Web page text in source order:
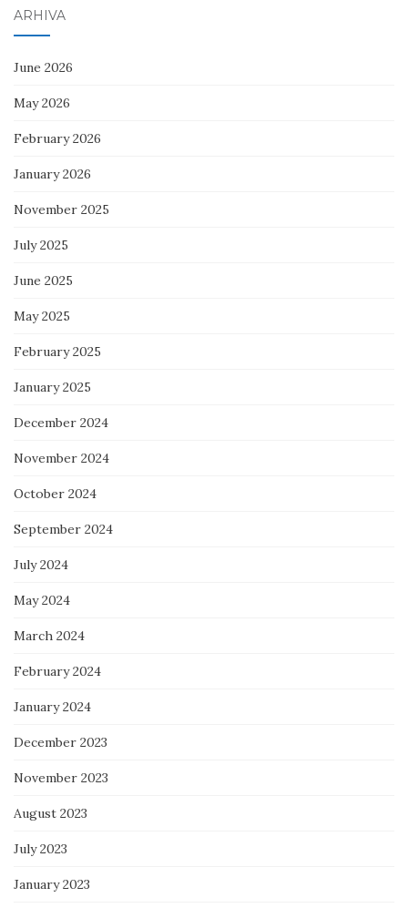
ARHIVA
June 2026
May 2026
February 2026
January 2026
November 2025
July 2025
June 2025
May 2025
February 2025
January 2025
December 2024
November 2024
October 2024
September 2024
July 2024
May 2024
March 2024
February 2024
January 2024
December 2023
November 2023
August 2023
July 2023
January 2023